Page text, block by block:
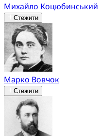
Михайло Коцюбинський
Стежити
Марко Вовчок
Стежити